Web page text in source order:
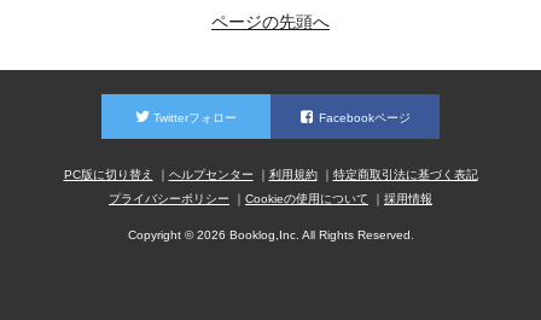
ページの先頭へ
Twitterフォロー Facebookページ
PC版に切り替え ヘルプセンター 利用規約
特定商取引法に基づく表記
プライバシーポリシー
Cookieの使用について 採用情報
Copyright © 2026 Booklog,Inc. All Rights Reserved.